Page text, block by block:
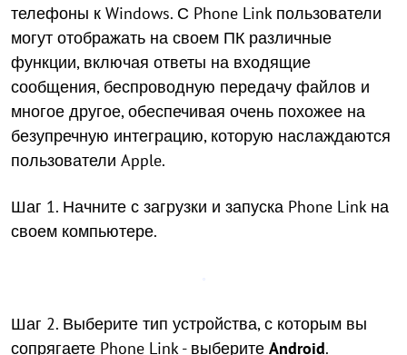
телефоны к Windows. С Phone Link пользователи
могут отображать на своем ПК различные
функции, включая ответы на входящие
сообщения, беспроводную передачу файлов и
многое другое, обеспечивая очень похожее на
безупречную интеграцию, которую наслаждаются
пользователи Apple.
Шаг 1. Начните с загрузки и запуска Phone Link на
своем компьютере.
Шаг 2. Выберите тип устройства, с которым вы
сопрягаете Phone Link - выберите Android.